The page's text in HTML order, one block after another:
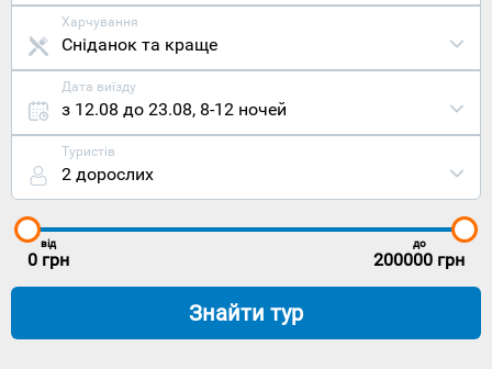
Харчування
Сніданок та краще
Дата виїзду
з 12.08 до 23.08, 8-12 ночей
Туристів
2 дорослих
від
0 грн
до
200000 грн
Знайти тур